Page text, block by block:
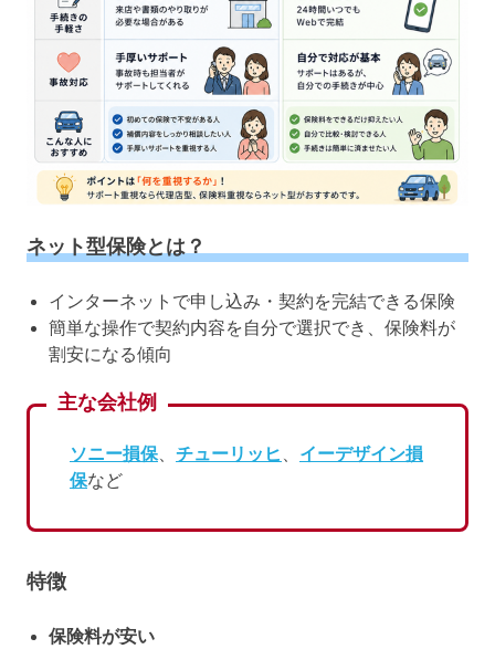
ネット型保険とは？
インターネットで申し込み・契約を完結できる保険
簡単な操作で契約内容を自分で選択でき、保険料が
割安になる傾向
主な会社例
ソニー損保 チューリッヒ
イーデザイン損
保など
特徴
保険料が安い